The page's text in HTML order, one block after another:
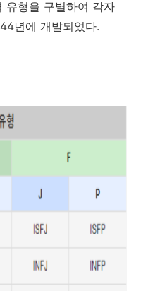
유형을 구별하여 각자
년에 개발되었다.